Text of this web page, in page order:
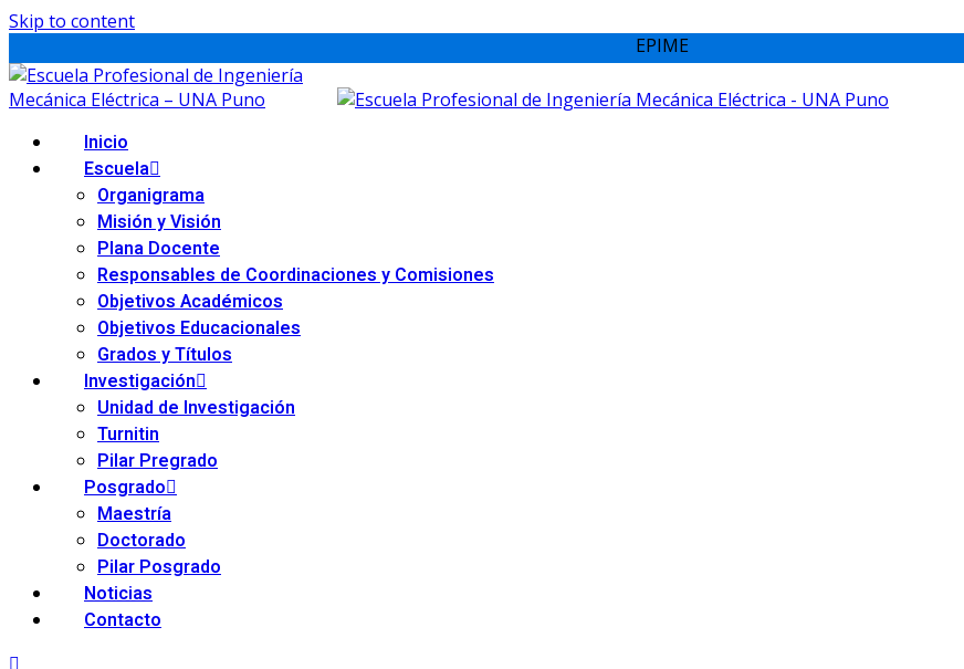
Skip to content
Inicio
Escuela
Organigrama
Misión y Visión
Plana Docente
Responsables de Coordinaciones y Comisiones
Objetivos Académicos
Objetivos Educacionales
Grados y Títulos
Investigación
Unidad de Investigación
Turnitin
Pilar Pregrado
Posgrado
Maestría
Doctorado
Pilar Posgrado
Noticias
Contacto